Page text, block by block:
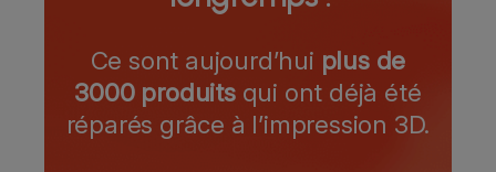
Ce sont aujourd’hui plus de
3000 produitsqui ont déjà été
réparés grâce à l’impression 3D.